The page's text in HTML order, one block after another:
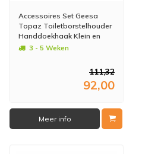
Accessoires Set Geesa
Topaz Toiletborstelhouder
Handdoekhaak Klein en
Toiletrolhouder Chroom
3 - 5 Weken
111,32
92,00
Meer info